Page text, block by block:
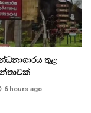
තුළ
6 hours ago